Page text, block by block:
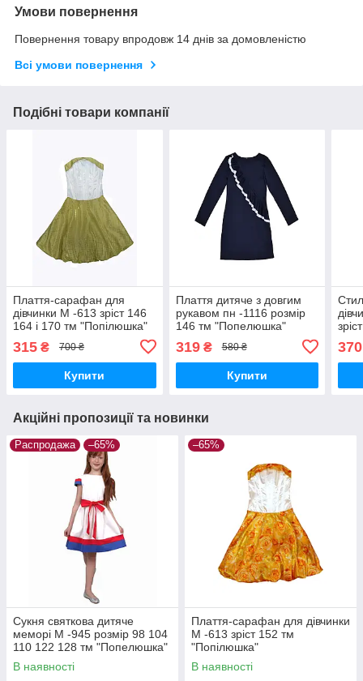
Умови повернення
Повернення товару впродовж 14 днів за домовленістю
Всі умови повернення
Подібні товари компанії
Плаття-сарафан для
дівчинки М -613 зріст 146
164 і 170 тм "Попілюшка"
315 ₴ 700 ₴
Купити
Плаття дитяче з довгим
рукавом пн -1116 розмір
146 тм "Попелюшка"
319₴ 580 ₴
Купити
370
Акційні пропозиції та новинки
Распродажа –65%
Сукня святкова дитяче
меморі М -945 розмір 98 104
110 122 128 тм "Попелюшка"
В наявності
–65%
Плаття-сарафан для дівчинки
М -613 зріст 152 тм
"Попілюшка"
В наявності